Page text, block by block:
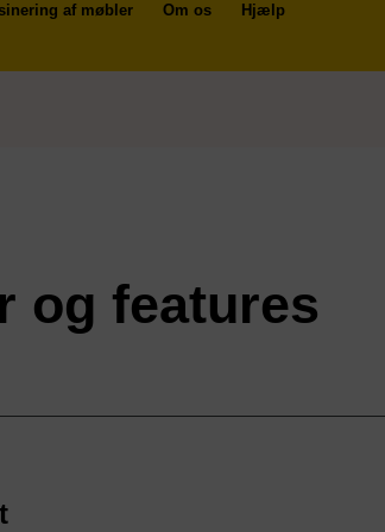
af møbler Om os Hjælp
og features